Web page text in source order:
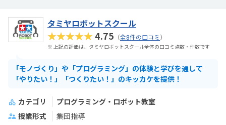
タミヤロボットスクール
★★★★★4.75 （全8件の口コミ）
※ 上記の評価は、タミヤロボットスクール全体の口コミ点数・件数です
「モノづくり」や「プログラミング」の体験と学びを通して
「やりたい！」「つくりたい！」のキッカケを提供！
カテゴリ
プログラミング・ロボット教室
授業形式
集団指導